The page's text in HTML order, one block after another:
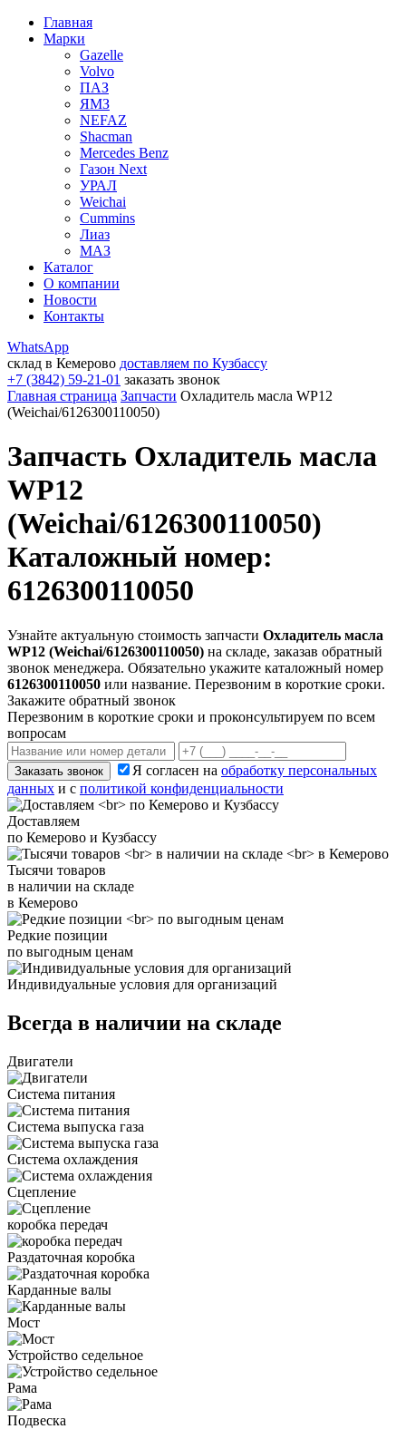
Главная
Марки
Gazelle
Volvo
ПАЗ
ЯМЗ
NEFAZ
Shacman
Mercedes Benz
Газон Next
УРАЛ
Weichai
Cummins
Лиаз
МАЗ
Каталог
О компании
Новости
Контакты
WhatsApp
склад в Кемерово доставляем по Кузбассу
+7 (3842) 59-21-01 заказать звонок
Главная страница Запчасти Охладитель масла WP12
(Weichai/6126300110050)
Запчасть Охладитель масла
WP12
(Weichai/6126300110050)
Каталожный номер:
6126300110050
Узнайте актуальную стоимость запчасти Охладитель масла
WP12 (Weichai/6126300110050) на складе, заказав обратный
звонок менеджера. Обязательно укажите каталожный номер
6126300110050 или название. Перезвоним в короткие сроки.
Закажите обратный звонок
Перезвоним в короткие сроки и проконсультируем по всем
вопросам
Заказать звонок Я согласен на обработку персональных
данных и с политикой конфиденциальности
Доставляем
по Кемерово и Кузбассу
Тысячи товаров
в наличии на складе
в Кемерово
Редкие позиции
по выгодным ценам
Индивидуальные условия для организаций
Всегда в наличии на складе
Двигатели
Система питания
Система выпуска газа
Система охлаждения
Сцепление
коробка передач
Раздаточная коробка
Карданные валы
Мост
Устройство седельное
Рама
Подвеска